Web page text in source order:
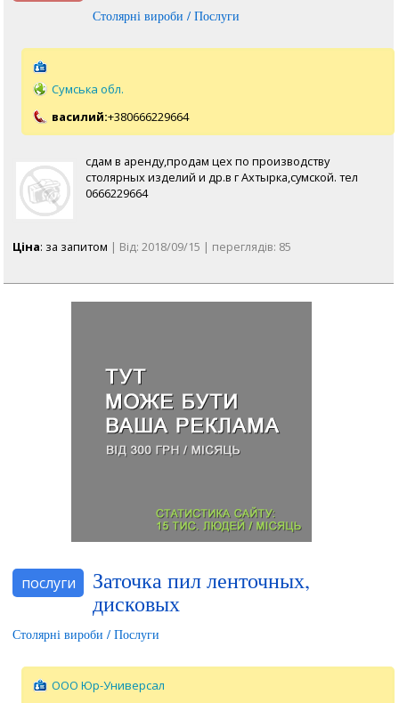
Столярні вироби / Послуги
Сумська обл.
василий:+380666229664
сдам в аренду,продам цех по производству
столярных изделий и др.в г Ахтырка,сумской. тел
0666229664
Ціна: за запитом | Від: 2018/09/15 | переглядів: 85
послуги
Заточка пил ленточных,
дисковых
Столярні вироби / Послуги
ООО Юр-Универсал